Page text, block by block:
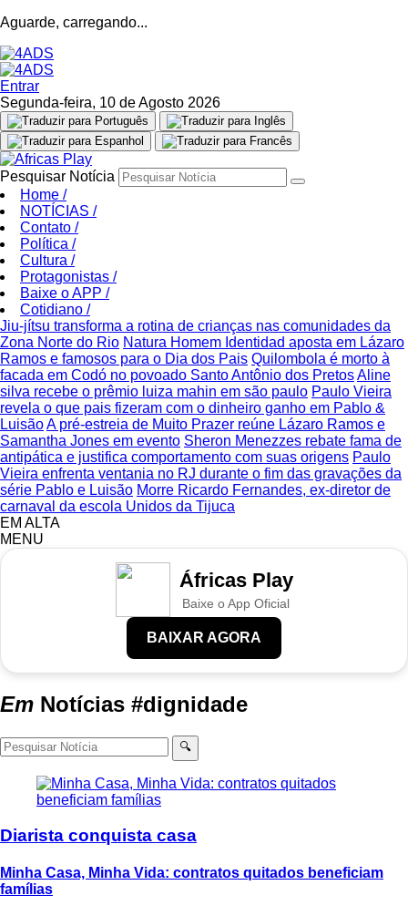
Aguarde, carregando...
Entrar
Segunda-feira, 10 de Agosto 2026
Pesquisar Notícia
Home /
NOTÍCIAS /
Contato /
Política /
Cultura /
Protagonistas /
Baixe o APP /
Cotidiano /
Jiu-jítsu transforma a rotina de crianças nas comunidades da
Zona Norte do Rio Natura Homem Identidad aposta em Lázaro
Ramos e famosos para o Dia dos Pais Quilombola é morto à
facada em Codó no povoado Santo Antônio dos PretosAline
silva recebe o prêmio luiza mahin em são paulo Paulo Vieira
revela o que pais fizeram com o dinheiro ganho em Pablo &
LuisãoA pré-estreia de Muito Prazer reúne Lázaro Ramos e
Samantha Jones em evento Sheron Menezzes rebate fama de
antipática e justifica comportamento com suas origens Paulo
Vieira enfrenta ventania no RJ durante o fim das gravações da
série Pablo e Luisão Morre Ricardo Fernandes, ex-diretor de
carnaval da escola Unidos da Tijuca
EM ALTA
MENU
Áfricas Play
Baixe o App Oficial
BAIXAR AGORA
Em Notícias #dignidade
🔍
Diarista conquista casa
Minha Casa, Minha Vida: contratos quitados beneficiam
famílias